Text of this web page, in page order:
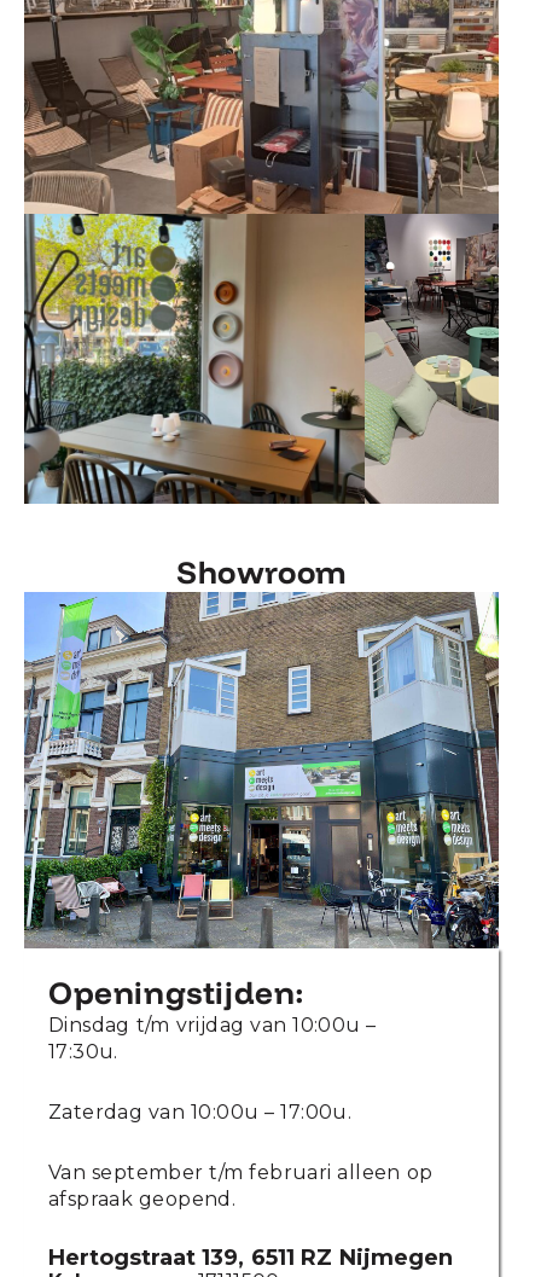
Showroom
Openingstijden:
Dinsdag t/m vrijdag van 10:00u –
17:30u.
Zaterdag van 10:00u – 17:00u.
Van september t/m februari alleen op
afspraak geopend.
Hertogstraat 139, 6511 RZ Nijmegen